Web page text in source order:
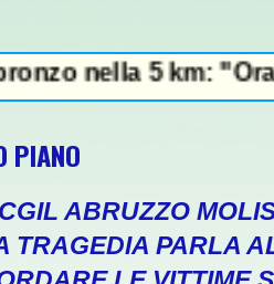
5 km: "Ora ci
PIANO
ABRUZZO
TRAGEDIA PARLA